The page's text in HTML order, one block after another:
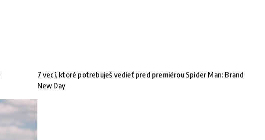
7 vecí, ktoré potrebuješ vedieť pred premiérou Spider Man: Brand
New Day